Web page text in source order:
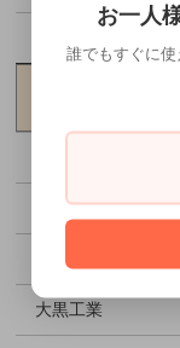
エフピコ
エフピコチューパ
大黒工業
お一人
誰でもすぐに